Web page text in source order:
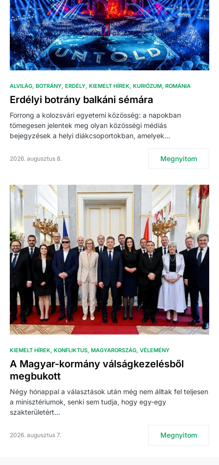
ALVILÁG BOTRÁNY ERDÉLY KIEMELT HÍREK KURIÓZUM ROMÁNIA
Erdélyi botrány balkáni sémára
Forrong a kolozsvári egyetemi közösség: a napokban
tömegesen jelentek meg olyan közösségi médiás
bejegyzések a helyi diákcsoportokban, amelyek…
2026. augusztus 8. Megnyitom
KIEMELT HÍREK KONFLIKTUS MAGYARORSZÁG VÉLEMÉNY
A Magyar-kormány válságkezelésből
megbukott
Négy hónappal a választások után még nem álltak fel teljesen
a minisztériumok, senki sem tudja, hogy egy-egy
szakterületért…
2026. augusztus 7. Megnyitom